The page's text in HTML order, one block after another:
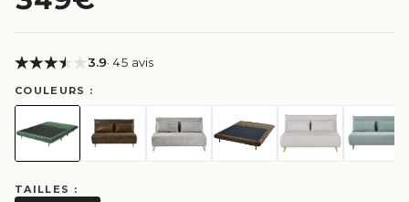
3.9· 45 avis
COULEURS :
TAILLES :